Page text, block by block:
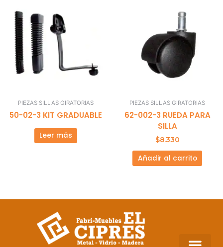
PIEZAS SILLAS GIRATORIAS
50-02-3 KIT GRADUABLE
Leer más
PIEZAS SILLAS GIRATORIAS
62-002-3 RUEDA PARA
SILLA
$8.330
Añadir al carrito